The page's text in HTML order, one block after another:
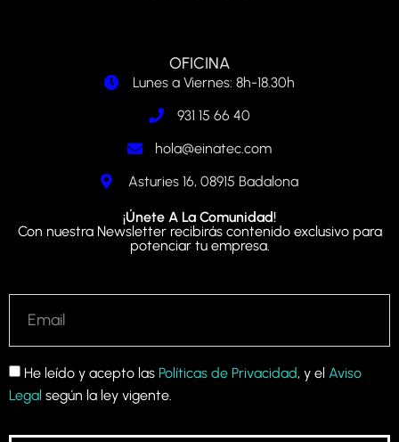
OFICINA
Lunes a Viernes: 8h-18.30h
931 15 66 40
hola@einatec.com
Asturies 16, 08915 Badalona
¡Únete A La Comunidad!
Con nuestra Newsletter recibirás contenido exclusivo para
potenciar tu empresa.
He leído y acepto las Políticas de Privacidad, y el Aviso
Legal según la ley vigente.